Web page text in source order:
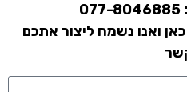
077-8046885
ואנו נשמח ליצור אתכם